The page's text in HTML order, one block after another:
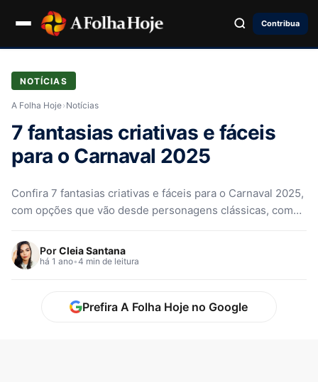
Contribua
NOTÍCIAS
A Folha Hoje› Notícias
7 fantasias criativas e fáceis
para o Carnaval 2025
Confira 7 fantasias criativas e fáceis para o Carnaval 2025,
com opções que vão desde personagens clássicas, como
e fantasias de frutas tropicais.
PorCleia Santana
há 1 ano•4 min de leitura
Prefira A Folha Hoje no Google